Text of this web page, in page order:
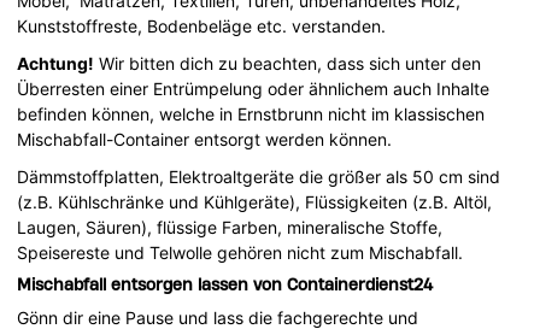
Kunststoffreste, Bodenbeläge etc. verstanden.
Achtung! Wir bitten dich zu beachten, dass sich unter den
Überresten einer Entrümpelung oder ähnlichem auch Inhalte
befinden können, welche in Ernstbrunn nicht im klassischen
Mischabfall-Container entsorgt werden können.
Dämmstoffplatten, Elektroaltgeräte die größer als 50 cm sind
(z.B. Kühlschränke und Kühlgeräte), Flüssigkeiten (z.B. Altöl,
Laugen, Säuren), flüssige Farben, mineralische Stoffe,
Speisereste und Telwolle gehören nicht zum Mischabfall.
Mischabfall entsorgen lassen von Containerdienst24
Gönn dir eine Pause und lass die fachgerechte und